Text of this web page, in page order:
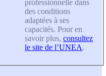
professionnelle dans
des conditions
adaptées à ses
capacités. Pour en
savoir plus, consultez
le site de l’UNEA.